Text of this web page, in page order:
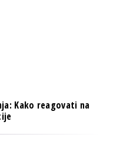
Kako reagovati na